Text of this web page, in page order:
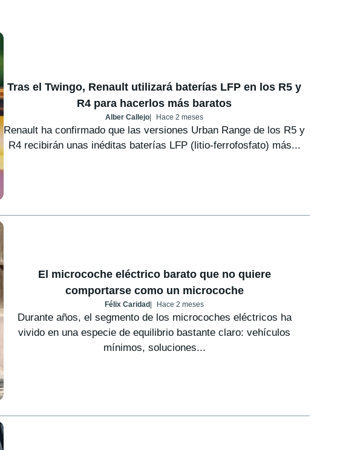
Tras el Twingo, Renault utilizará baterías LFP en los R5 y
R4 para hacerlos más baratos
Alber Callejo Hace 2 meses
Renault ha confirmado que las versiones Urban Range de los R5 y
R4 recibirán unas inéditas baterías LFP (litio-ferrofosfato) más...
El microcoche eléctrico barato que no quiere
comportarse como un microcoche
Félix Caridad Hace 2 meses
Durante años, el segmento de los microcoches eléctricos ha
vivido en una especie de equilibrio bastante claro: vehículos
mínimos, soluciones...